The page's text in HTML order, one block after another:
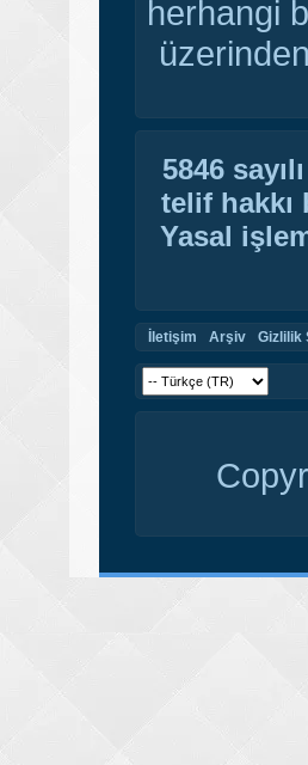
herhangi
5846
telif hakkı
Yasal
İletişim Arşiv Gizlilik